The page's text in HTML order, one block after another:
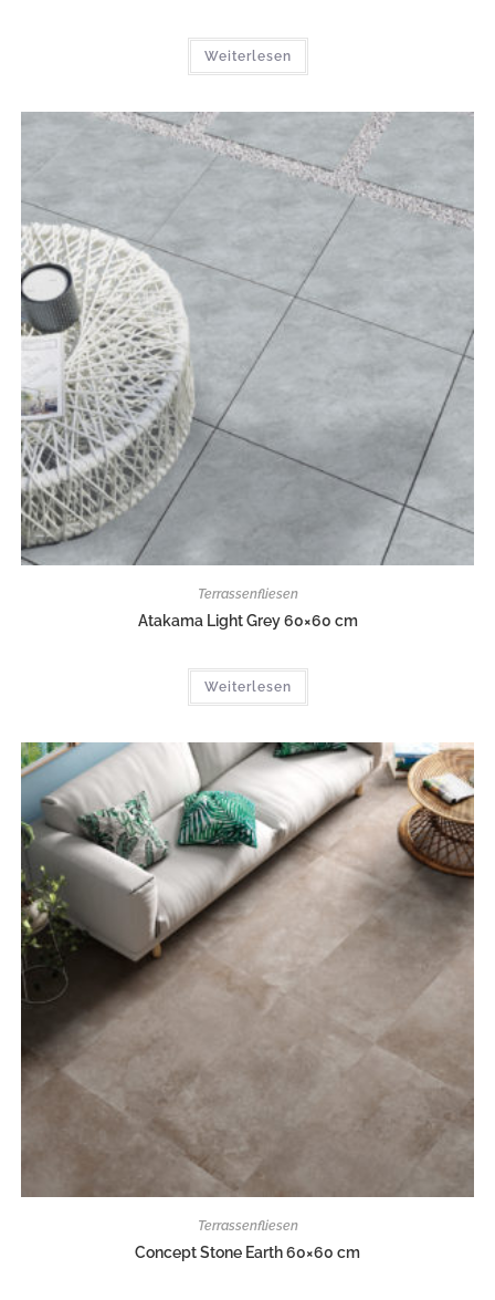
Weiterlesen
Terrassenfliesen
Atakama Light Grey 60×60 cm
Weiterlesen
Terrassenfliesen
Concept Stone Earth 60×60 cm